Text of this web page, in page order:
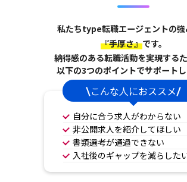
私たちtype転職エージェントの強
『手厚さ』です。
納得感のある転職活動を実現するた
以下の3つのポイントでサポートし
こんな人におススメ
自分に合う求人がわからない
非公開求人を紹介してほしい
書類選考が通過できない
入社後のギャップを減らした